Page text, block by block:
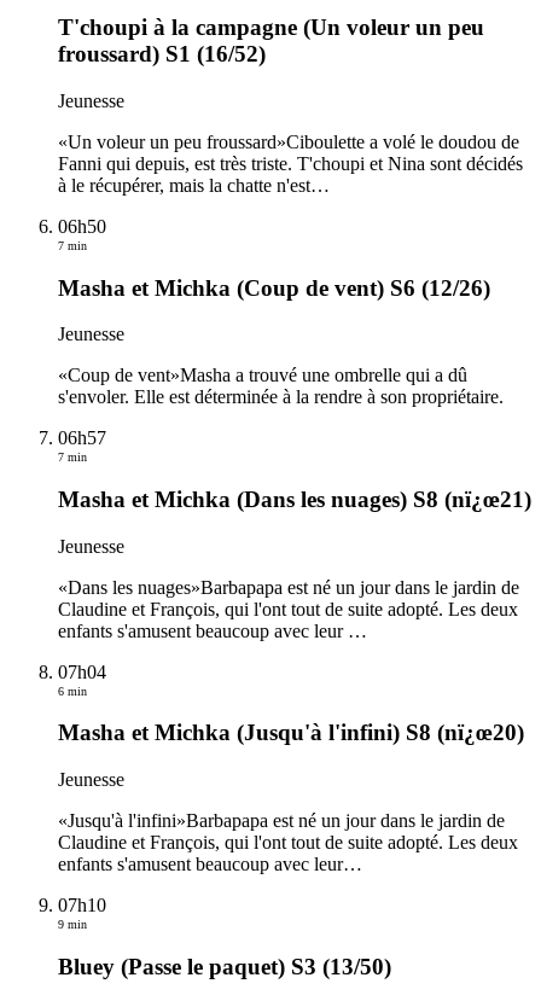
T'choupi à la campagne (Un voleur un peu
froussard) S1 (16/52)
Jeunesse
«Un voleur un peu froussard»Ciboulette a volé le doudou de
Fanni qui depuis, est très triste. T'choupi et Nina sont décidés
à le récupérer, mais la chatte n'est…
06h50
7 min
Masha et Michka (Coup de vent) S6 (12/26)
Jeunesse
«Coup de vent»Masha a trouvé une ombrelle qui a dû
s'envoler. Elle est déterminée à la rendre à son propriétaire.
06h57
7 min
Masha et Michka (Dans les nuages) S8 (nï¿œ21)
Jeunesse
«Dans les nuages»Barbapapa est né un jour dans le jardin de
Claudine et François, qui l'ont tout de suite adopté. Les deux
enfants s'amusent beaucoup avec leur …
07h04
6 min
Masha et Michka (Jusqu'à l'infini) S8 (nï¿œ20)
Jeunesse
«Jusqu'à l'infini»Barbapapa est né un jour dans le jardin de
Claudine et François, qui l'ont tout de suite adopté. Les deux
enfants s'amusent beaucoup avec leur…
07h10
9 min
Bluey (Passe le paquet) S3 (13/50)